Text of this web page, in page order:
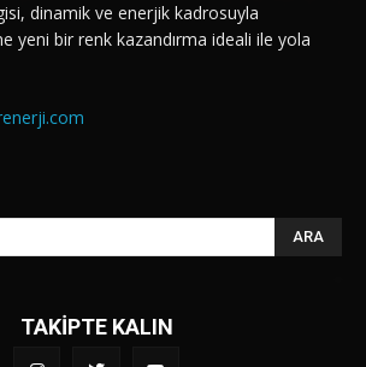
dinamik ve enerjik kadrosuyla
yeni bir renk kazandırma ideali ile yola
ARA
TAKİPTE KALIN